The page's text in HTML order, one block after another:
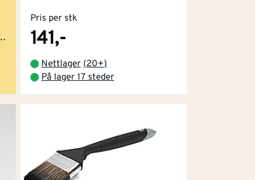
Pris per stk
141,-
Nettlager (20+)
På lager 17 steder